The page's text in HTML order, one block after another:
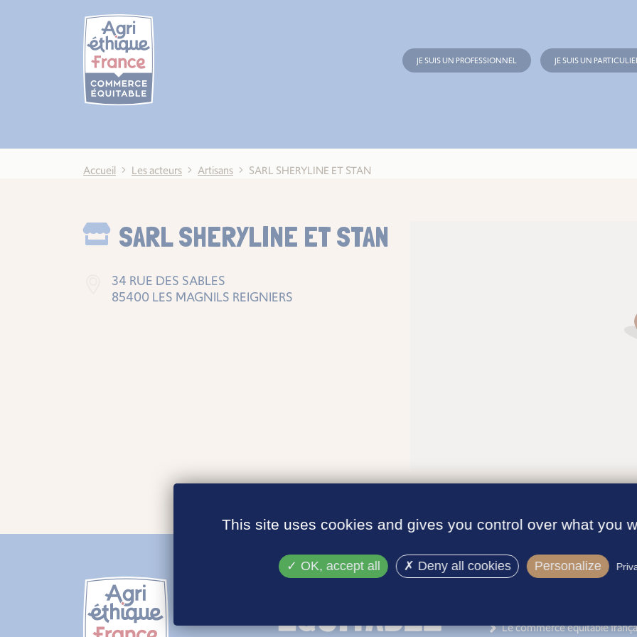
JE SUIS UN PROFESSIONNEL JE SUIS UN
Accueil Les acteurs Artisans SARL SHERYLINE ET STAN
SARL SHERYLINE ET STAN
34 RUE DES SABLES
85400 LES MAGNILS REIGNIERS
Le commerce équitable
This site uses cookies and gives you control over what you
OK, accept all Deny all cookies Personalize